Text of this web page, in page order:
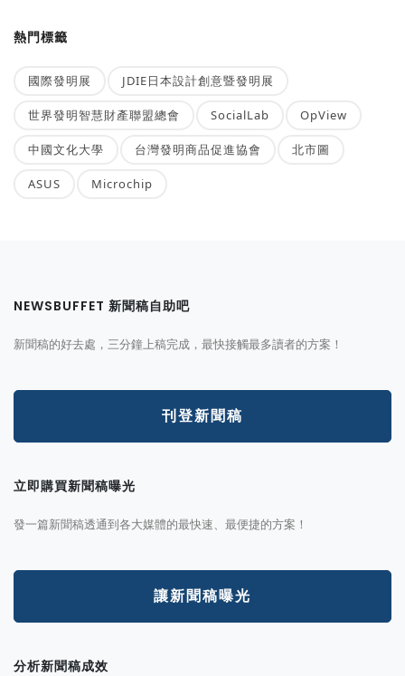
熱門標籤
國際發明展 JDIE日本設計創意暨發明展
世界發明智慧財產聯盟總會 SocialLab OpView
中國文化大學 台灣發明商品促進協會 北市圖
ASUS Microchip
NEWSBUFFET 新聞稿自助吧
新聞稿的好去處，三分鐘上稿完成，最快接觸最多讀者的方案！
刊登新聞稿
立即購買新聞稿曝光
發一篇新聞稿透通到各大媒體的最快速、最便捷的方案！
讓新聞稿曝光
分析新聞稿成效